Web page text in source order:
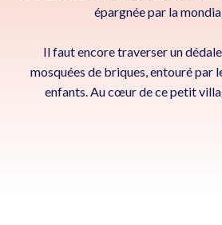
épargnée par la
Il faut encore traverser un
mosquées de briques, entouré par
enfants. Au cœur de ce petit